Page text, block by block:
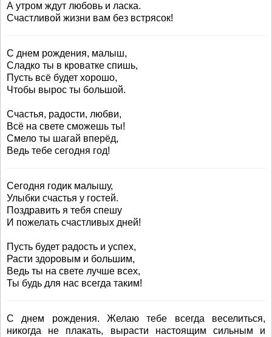
А утром ждут любовь и ласка.
Счастливой жизни вам без встрясок!
С днем рождения, малыш,
Сладко ты в кроватке спишь,
Пусть всё будет хорошо,
Чтобы вырос ты большой.
Счастья, радости, любви,
Всё на свете сможешь ты!
Смело ты шагай вперёд,
Ведь тебе сегодня год!
Сегодня годик малышу,
Улыбки счастья у гостей.
Поздравить я тебя спешу
И пожелать счастливых дней!
Пусть будет радость и успех,
Расти здоровым и большим,
Ведь ты на свете лучше всех,
Ты будь для нас всегда таким!
С днем рождения. Желаю тебе всегда веселиться,
никогда не плакать, вырасти настоящим сильным и